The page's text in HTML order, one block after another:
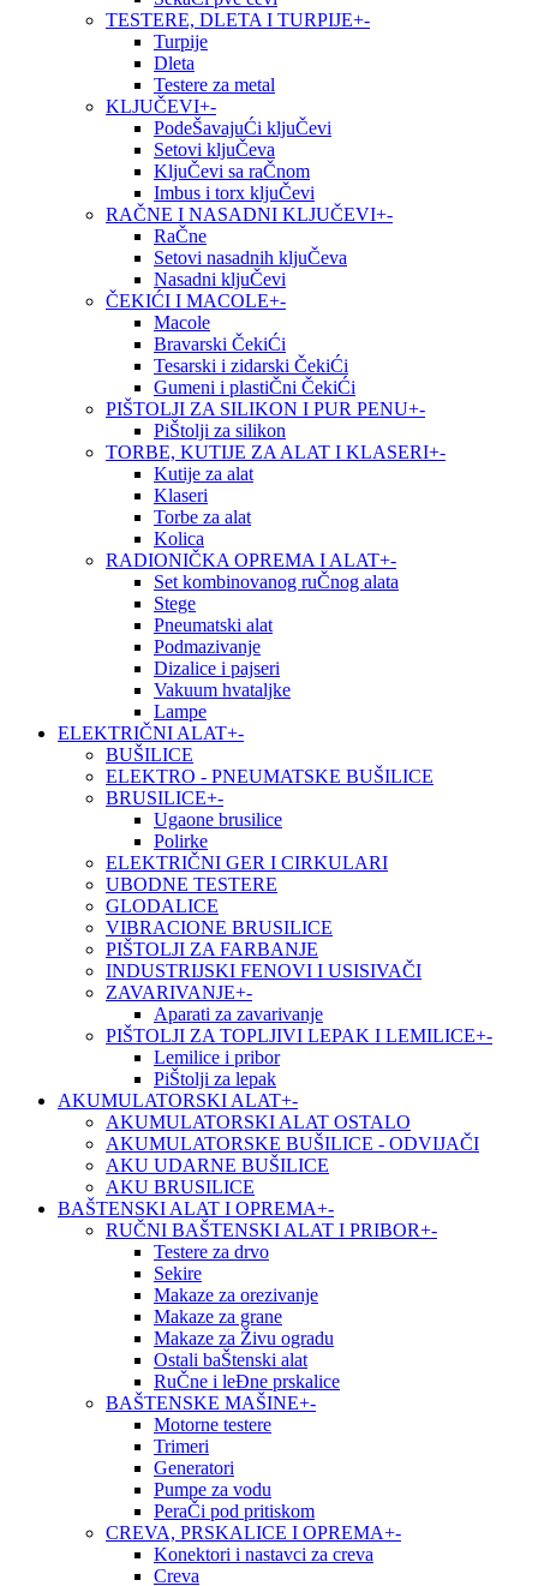
TESTERE, DLETA I TURPIJE+-
Turpije
Dleta
Testere za metal
KLJUČEVI+-
PodeŠavajuĆi kljuČevi
Setovi kljuČeva
KljuČevi sa raČnom
Imbus i torx kljuČevi
RAČNE I NASADNI KLJUČEVI+-
RaČne
Setovi nasadnih kljuČeva
Nasadni kljuČevi
ČEKIĆI I MACOLE+-
Macole
Bravarski ČekiĆi
Tesarski i zidarski ČekiĆi
Gumeni i plastiČni ČekiĆi
PIŠTOLJI ZA SILIKON I PUR PENU+-
PiŠtolji za silikon
TORBE, KUTIJE ZA ALAT I KLASERI+-
Kutije za alat
Klaseri
Torbe za alat
Kolica
RADIONIČKA OPREMA I ALAT+-
Set kombinovanog ruČnog alata
Stege
Pneumatski alat
Podmazivanje
Dizalice i pajseri
Vakuum hvataljke
Lampe
ELEKTRIČNI ALAT+-
BUŠILICE
ELEKTRO - PNEUMATSKE BUŠILICE
BRUSILICE+-
Ugaone brusilice
Polirke
ELEKTRIČNI GER I CIRKULARI
UBODNE TESTERE
GLODALICE
VIBRACIONE BRUSILICE
PIŠTOLJI ZA FARBANJE
INDUSTRIJSKI FENOVI I USISIVAČI
ZAVARIVANJE+-
Aparati za zavarivanje
PIŠTOLJI ZA TOPLJIVI LEPAK I LEMILICE+-
Lemilice i pribor
PiŠtolji za lepak
AKUMULATORSKI ALAT+-
AKUMULATORSKI ALAT OSTALO
AKUMULATORSKE BUŠILICE - ODVIJAČI
AKU UDARNE BUŠILICE
AKU BRUSILICE
BAŠTENSKI ALAT I OPREMA+-
RUČNI BAŠTENSKI ALAT I PRIBOR+-
Testere za drvo
Sekire
Makaze za orezivanje
Makaze za grane
Makaze za Živu ogradu
Ostali baŠtenski alat
RuČne i leĐne prskalice
BAŠTENSKE MAŠINE+-
Motorne testere
Trimeri
Generatori
Pumpe za vodu
PeraČi pod pritiskom
CREVA, PRSKALICE I OPREMA+-
Konektori i nastavci za creva
Creva